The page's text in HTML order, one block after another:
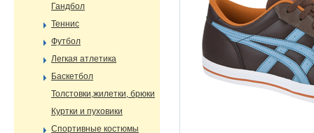
Гандбол
Теннис
Футбол
Легкая атлетика
Баскетбол
Толстовки,жилетки, брюки
Куртки и пуховики
Спортивные костюмы